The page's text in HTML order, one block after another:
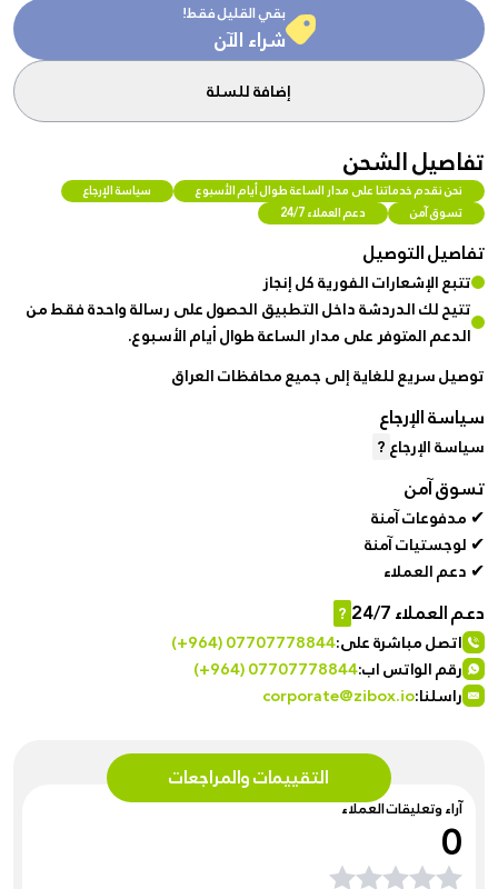
التقييمات والمراجعات
آراء وتعليقات العملاء
0
بقي القليل فقط!
شراء الآن
إضافة للسلة
تفاصيل الشحن
نحن نقدم خدماتنا على مدار الساعة طوال أيام الأسبوع
سياسة الإرجاع
تسوق آمن
دعم العملاء 24/7
تفاصيل التوصيل
تتبع الإشعارات الفورية كل إنجاز
تتيح لك الدردشة داخل التطبيق الحصول على رسالة واحدة فقط من
الدعم المتوفر على مدار الساعة طوال أيام الأسبوع.
توصيل سريع للغاية إلى جميع محافظات العراق
سياسة الإرجاع
سياسة الإرجاع?
تسوق آمن
✔ مدفوعات آمنة
✔ لوجستيات آمنة
✔ دعم العملاء
دعم العملاء 24/7
?
اتصل مباشرة على:(+964) 07707778844
رقم الواتس اب:(+964) 07707778844
راسلنا:corporate@zibox.io